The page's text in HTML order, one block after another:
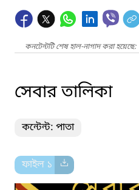
কনটেন্টটি শেষ হাল-নাগাদ করা
সেবার তালিকা
কন্টেন্ট: পাতা
ফাইল ১